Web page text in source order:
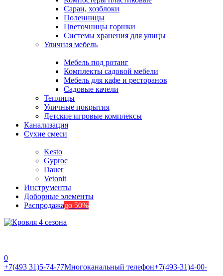
Сараи, хозблоки
Поленницы
Цветочницы горшки
Системы хранения для улицы
Уличная мебель
Мебель под ротанг
Комплекты садовой мебели
Мебель для кафе и ресторанов
Садовые качели
Теплицы
Уличные покрытия
Детские игровые комплексы
Канализация
Сухие смеси
Kesto
Gyproc
Dauer
Vetonit
Инструменты
Доборные элементы
Распродажадо 50%
0
‎‎+7(493 31)5-74-77Многоканальный телефон‎‎+7(493-31)4-00-